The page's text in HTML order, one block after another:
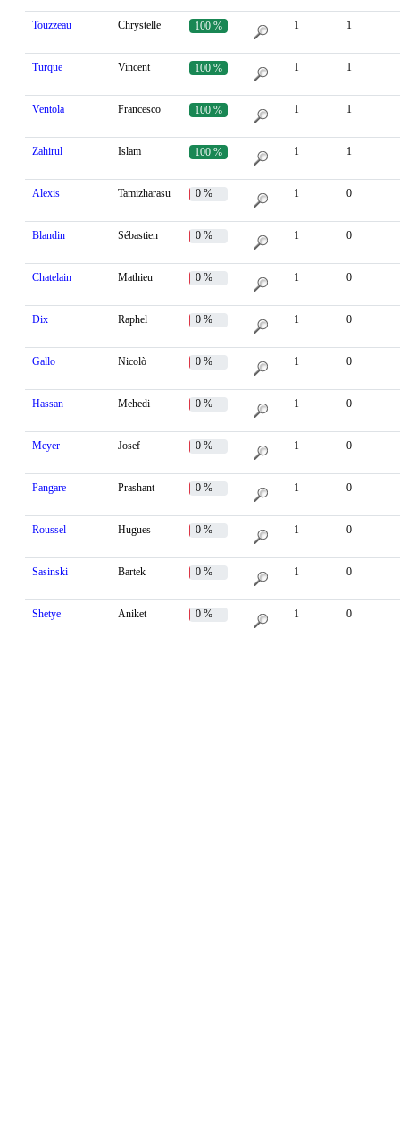
Touzzeau Chrystelle 100 % 1 1
Turque Vincent 100 % 1 1
Ventola Francesco 100 % 1 1
Zahirul Islam 100 % 1 1
Alexis Tamizharasu 0 % 1 0
Blandin Sébastien 0 % 1 0
Chatelain Mathieu 0 % 1 0
Dix Raphel 0 % 1 0
Gallo Nicolò 0 % 1 0
Hassan Mehedi 0 % 1 0
Meyer Josef 0 % 1 0
Pangare Prashant 0 % 1 0
Roussel Hugues 0 % 1 0
Sasinski Bartek 0 % 1 0
Shetye Aniket 0 % 1 0